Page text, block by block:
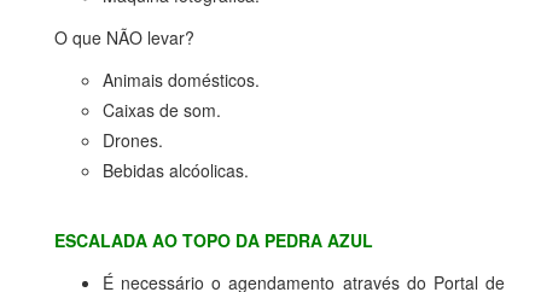
O que NÃO levar?
Animais domésticos.
Caixas de som.
Drones.
Bebidas alcóolicas.
ESCALADA AO TOPO DA PEDRA AZUL
É necessário o agendamento através do Portal de